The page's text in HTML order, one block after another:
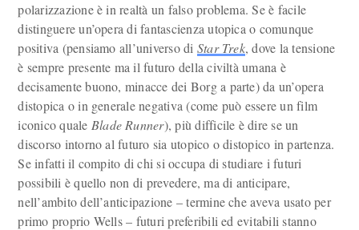
polarizzazione è in realtà un falso problema. Se è facile
distinguere un’opera di fantascienza utopica o comunque
positiva (pensiamo all’universo di Star Trek, dove la tensione
è sempre presente ma il futuro della civiltà umana è
decisamente buono, minacce dei Borg a parte) da un’opera
distopica o in generale negativa (come può essere un film
iconico quale Blade Runner), più difficile è dire se un
discorso intorno al futuro sia utopico o distopico in partenza.
Se infatti il compito di chi si occupa di studiare i futuri
possibili è quello non di prevedere, ma di anticipare,
nell’ambito dell’anticipazione – termine che aveva usato per
primo proprio Wells – futuri preferibili ed evitabili stanno